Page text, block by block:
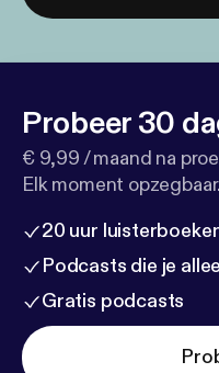
Probeer 30
€ 9,99 / maand na
Elk moment opzegbaar.
20 uur
Podcasts die je
Gratis podcasts